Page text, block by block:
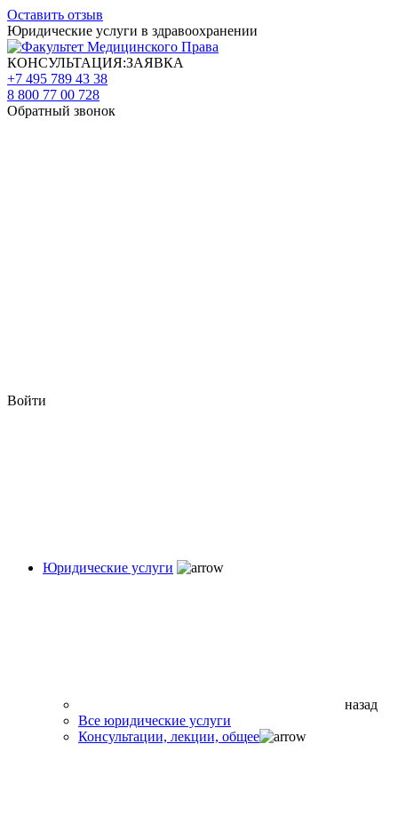
Оставить отзыв
Юридические услуги в здравоохранении
КОНСУЛЬТАЦИЯ:ЗАЯВКА
+7 495 789 43 38
8 800 77 00 728
Обратный звонок
Войти
Юридические услуги
назад
Все юридические услуги
Консультации, лекции, общее